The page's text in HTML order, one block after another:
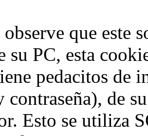
que este
su PC, esta
pedacitos de
contraseña), de
Esto se utiliza